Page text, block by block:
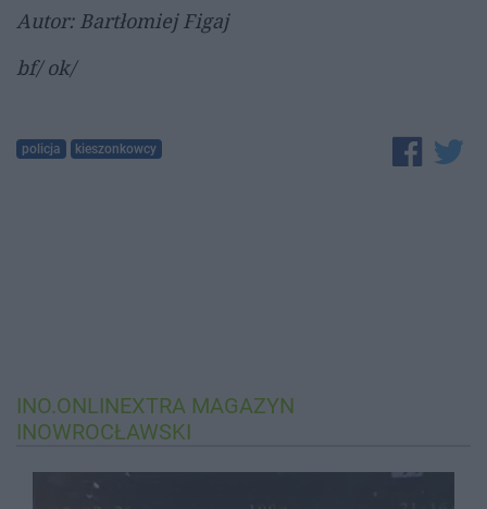
Autor: Bartłomiej Figaj
bf/ ok/
policja kieszonkowcy
INO.ONLINEXTRA MAGAZYN
INOWROCŁAWSKI